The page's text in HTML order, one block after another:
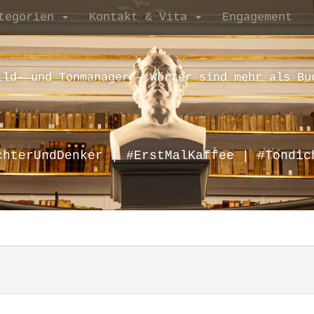
Kontakt & Vita Engagement
und Tonmanager – Wörter sind mehr als
| #ErstMalKaffee |